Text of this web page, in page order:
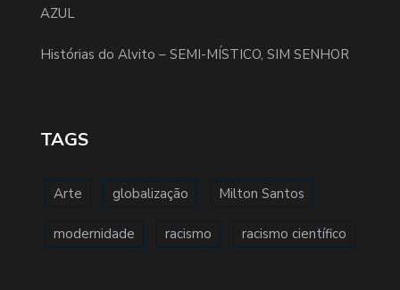
AZUL
Histórias do Alvito – SEMI-MÍSTICO, SIM SENHOR
TAGS
Arte globalização Milton Santos
modernidade racismo racismo científico